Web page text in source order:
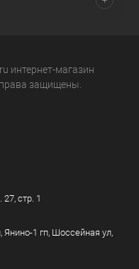
интернет-магазин
защищены.
стр. 1
1 гп, Шоссейная ул,